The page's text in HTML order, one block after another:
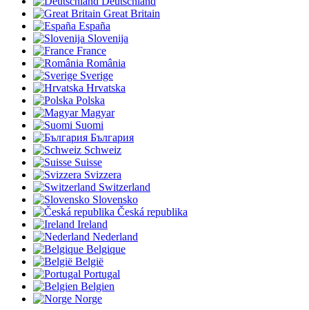
Great Britain
España
Slovenija
France
România
Sverige
Hrvatska
Polska
Magyar
Suomi
България
Schweiz
Suisse
Svizzera
Switzerland
Slovensko
Česká republika
Ireland
Nederland
Belgique
België
Portugal
Belgien
Norge